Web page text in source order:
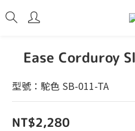
Ease Corduroy
型號：駝色 SB-011-TA
NT$2,280